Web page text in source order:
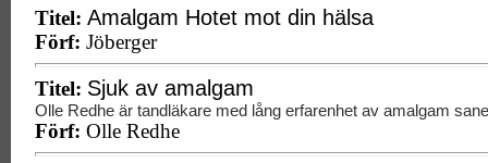
Titel: Amalgam Hotet mot din hälsa
Förf: Jöberger
Titel: Sjuk av amalgam
Olle Redhe är tandläkare med lång erfarenhet av amalgam
Förf: Olle Redhe